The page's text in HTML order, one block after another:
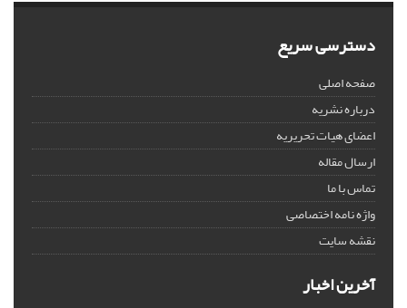
دسترسی سریع
صفحه اصلی
درباره نشریه
اعضای هیات تحریریه
ارسال مقاله
تماس با ما
واژه نامه اختصاصی
نقشه سایت
آخرین اخبار